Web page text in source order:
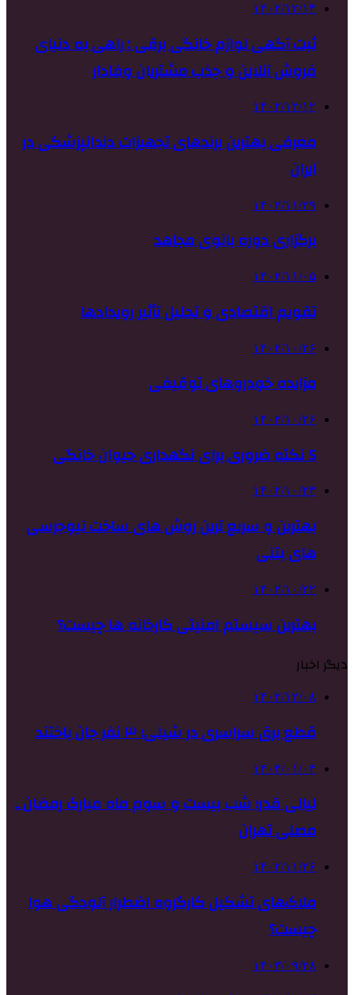
۱۴۰۲/۱۲/۱۴
ثبت آگهی لوازم خانگی برقی : راهی به دنیای
فروش آنلاین و جذب مشتریان وفادار
۱۴۰۲/۱۲/۱۲
معرفی بهترین برندهای تجهیزات دندانپزشکی در
ایران
۱۴۰۲/۱۱/۲۹
برگزاری دوره بانوی مجاهد
۱۴۰۲/۱۱/۰۵
تقویم اقتصادی و تحلیل تأثیر رویدادها
۱۴۰۲/۱۰/۲۶
مزایده خودروهای توقیفی
۱۴۰۲/۱۰/۲۶
5 نکته ضروری برای نگهداری حیوان خانگی
۱۴۰۲/۱۰/۲۳
بهترین و سریع ترین روش های ساخت نیوجرسی
های بتنی
۱۴۰۲/۱۰/۲۲
بهترین سیستم امنیتی کارخانه ها چیست؟
دیگر اخبار
۱۴۰۲/۱۲/۰۸
قطع برق سراسری در شیلی؛ ۳ نفر جان باختند
۱۴۰۴/۰۱/۰۴
لیالی قدر؛ شب بیست و سوم ماه مبارک رمضان ـ
مصلی تهران
۱۴۰۲/۱۱/۲۶
ملاک‌های تشکیل کارگروه اضطرار آلودگی هوا
چیست؟
۱۴۰۳/۰۹/۲۸